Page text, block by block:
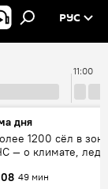
РУС
11:00
дня
1200 сёл в
— о климате,
49 мин